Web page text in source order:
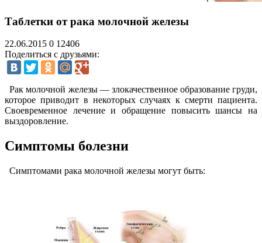
Таблетки от рака молочной железы
22.06.2015 0 12406
Поделиться с друзьями:
Рак молочной железы — злокачественное образование груди,
которое приводит в некоторых случаях к смерти пациента.
Своевременное лечение и обращение повысить шансы на
выздоровление.
Симптомы болезни
Симптомами рака молочной железы могут быть: